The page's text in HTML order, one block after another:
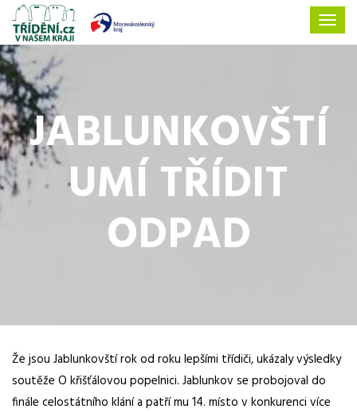
JABLUNKOVŠTÍ
UMÍ TŘÍDIT
ODPAD
Že jsou Jablunkovští rok od roku lepšími třídiči, ukázaly výsledky
soutěže O křišťálovou popelnici. Jablunkov se probojoval do
finále celostátního klání a patří mu 14. místo v konkurenci více